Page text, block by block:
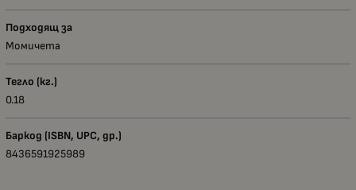
Подходящ за
Момичета
Тегло (кг.)
0.18
Баркод (ISBN, UPC, др.)
8436591925989